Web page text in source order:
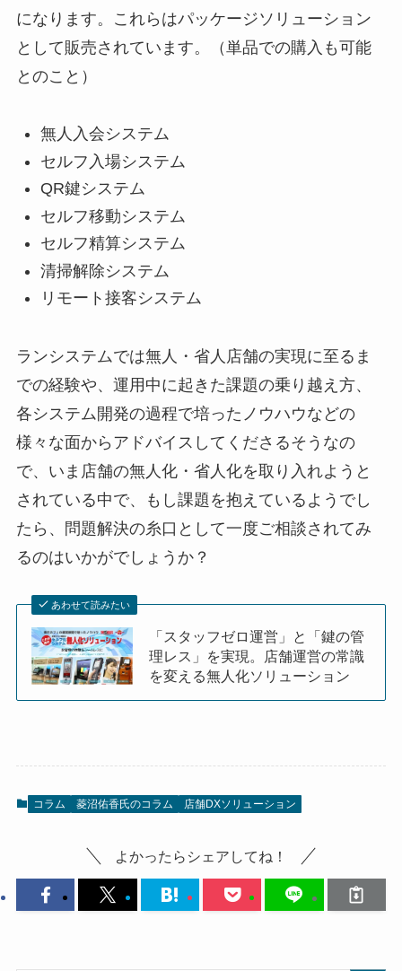
になります。これらはパッケージソリューション
として販売されています。（単品での購入も可能
とのこと）
無人入会システム
セルフ入場システム
QR鍵システム
セルフ移動システム
セルフ精算システム
清掃解除システム
リモート接客システム
ランシステムでは無人・省人店舗の実現に至るま
での経験や、運用中に起きた課題の乗り越え方、
各システム開発の過程で培ったノウハウなどの
様々な面からアドバイスしてくださるそうなの
で、いま店舗の無人化・省人化を取り入れようと
されている中で、もし課題を抱えているようでし
たら、問題解決の糸口として一度ご相談されてみ
るのはいかがでしょうか？
あわせて読みたい
「スタッフゼロ運営」と「鍵の管
理レス」を実現。店舗運営の常識
を変える無人化ソリューション
コラム 菱沼佑香氏のコラム 店舗DXソリューション
よかったらシェアしてね！